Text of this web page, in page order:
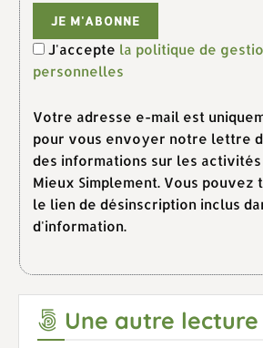
J'accepte la politique de
personnelles
Votre adresse e-mail est
pour vous envoyer notre lettre
des informations sur les
Mieux Simplement. Vous
le lien de désinscription inclus
d'information.
Une autre lecture